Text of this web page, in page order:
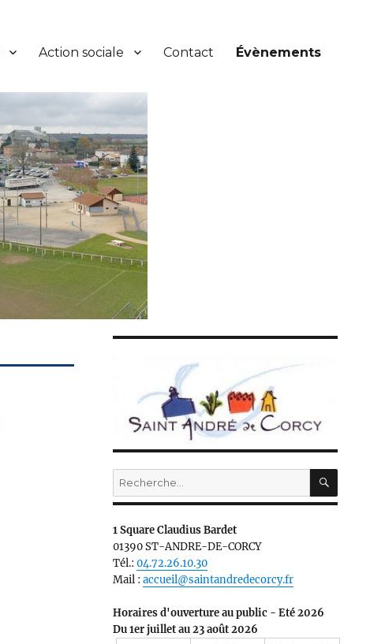
Action sociale Contact Évènements
Recherche
pour :
1 Square Claudius Bardet
01390 ST-ANDRE-DE-CORCY
Tél.:04.72.26.10.30
Mail :accueil@saintandredecorcy.fr
Horaires d'ouverture au public - Eté 2026
Du 1er juillet au 23 août 2026